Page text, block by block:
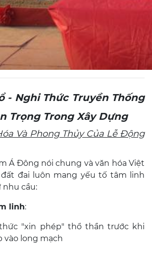
- Nghi Thức Truyền Thống
Trọng Trong Xây Dựng
Và Phong Thủy Của Lễ Động
Á Đông nói chung và văn hóa Việt
đất đai luôn mang yếu tố tâm linh
nhu cầu:
linh:
"xin phép" thổ thần trước khi
vào long mạch